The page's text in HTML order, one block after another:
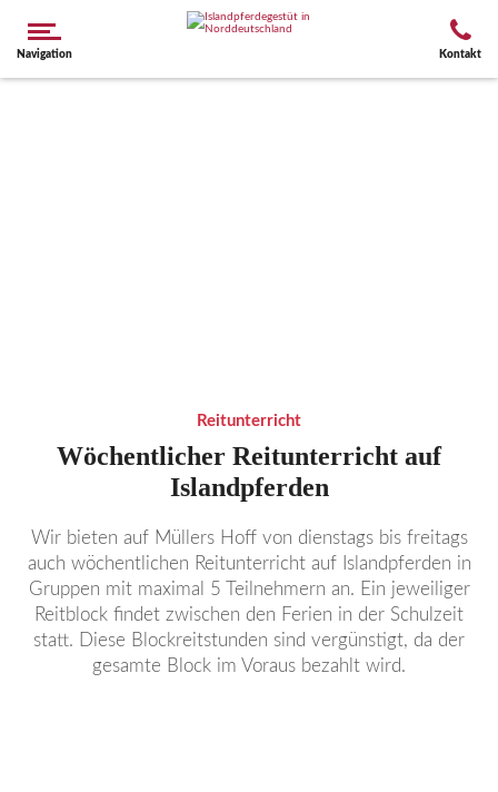
Navigation Kontakt
Reitunterricht
Wöchentlicher Reitunterricht auf
Islandpferden
Wir bieten auf Müllers Hoff von dienstags bis freitags
auch wöchentlichen Reitunterricht auf Islandpferden in
Gruppen mit maximal 5 Teilnehmern an. Ein jeweiliger
Reitblock findet zwischen den Ferien in der Schulzeit
statt. Diese Blockreitstunden sind vergünstigt, da der
gesamte Block im Voraus bezahlt wird.